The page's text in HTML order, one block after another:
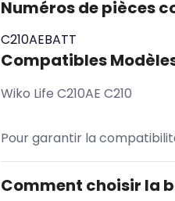
Numéros de pièces
C210AEBATT
Compatibles
Wiko Life C210AE C210
Pour garantir la
Comment choisir la